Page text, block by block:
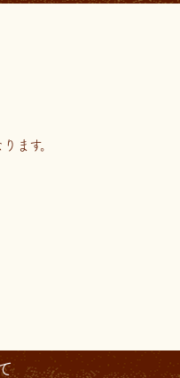
ます。